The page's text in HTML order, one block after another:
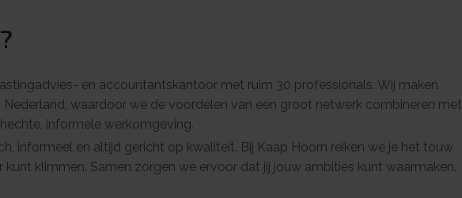
en accountantskantoor met ruim 30 professionals. Wij maken
Nederland, waardoor we de voordelen van een groot netwerk combineren met
informele werkomgeving.
informeel en altijd gericht op kwaliteit. Bij Kaap Hoorn reiken we je het touw
kunt klimmen. Samen zorgen we ervoor dat jij jouw ambities kunt waarmaken.